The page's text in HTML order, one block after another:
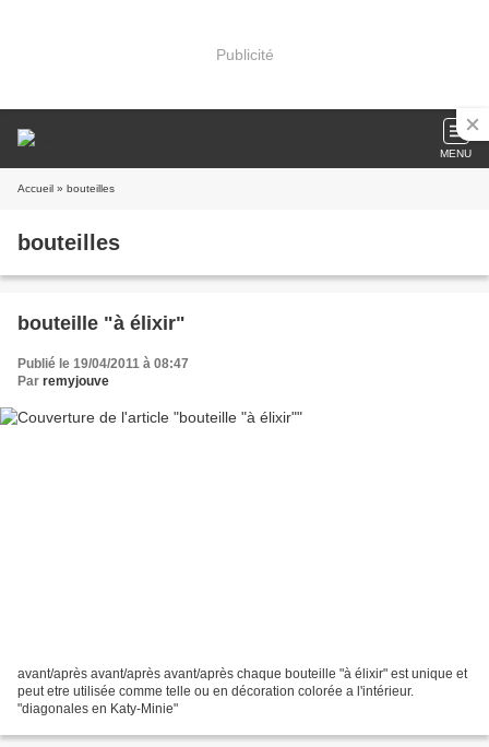
Publicité
MENU
Accueil » bouteilles
bouteilles
bouteille "à élixir"
Publié le 19/04/2011 à 08:47
Par remyjouve
avant/après avant/après avant/après chaque bouteille "à élixir" est unique et
peut etre utilisée comme telle ou en décoration colorée a l'intérieur.
"diagonales en Katy-Minie"